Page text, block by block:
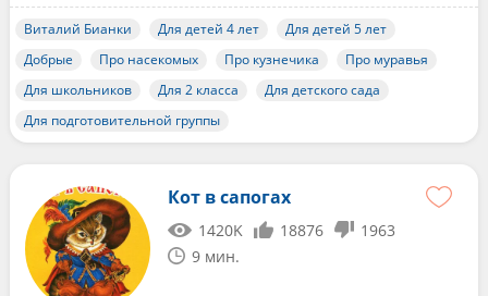
Виталий Бианки Для детей 4 лет
Для детей 5 лет
Добрые
Про насекомых Про кузнечика
Про муравья
Для школьников
Для 2 класса
Для детского сада
Для подготовительной группы
Кот в сапогах
1420K 18876
1963
9 мин.